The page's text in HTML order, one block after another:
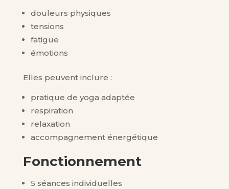
douleurs physiques
tensions
fatigue
émotions
Elles peuvent inclure :
pratique de yoga adaptée
respiration
relaxation
accompagnement énergétique
Fonctionnement
5 séances individuelles